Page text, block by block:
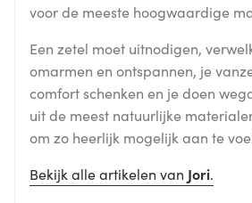
voor de meeste hoogwaardige
Een zetel moet uitnodigen,
omarmen en ontspannen, je
comfort schenken en je doen
uit de meest natuurlijke
om zo heerlijk mogelijk aan te
Bekijk alle artikelen van Jori.